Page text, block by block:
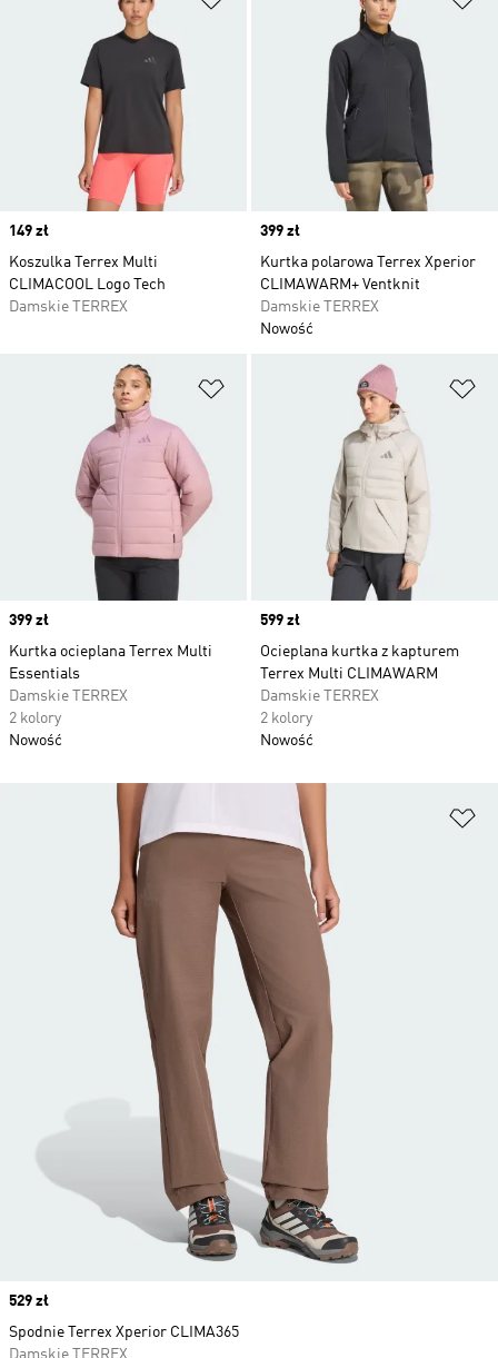
Price
149 zł
Koszulka Terrex Multi
CLIMACOOL Logo Tech
Damskie TERREX
Price
399 zł
Kurtka polarowa Terrex Xperior
CLIMAWARM+ Ventknit
Damskie TERREX
Nowość
Dodaj do listy życzeń
Price
399 zł
Kurtka ocieplana Terrex Multi
Essentials
Damskie TERREX
2 kolory
Nowość
Price
599 zł
Ocieplana kurtka z kapturem
Terrex Multi CLIMAWARM
Damskie TERREX
2 kolory
Nowość
Price
529 zł
Spodnie Terrex Xperior CLIMA365
Damskie TERREX